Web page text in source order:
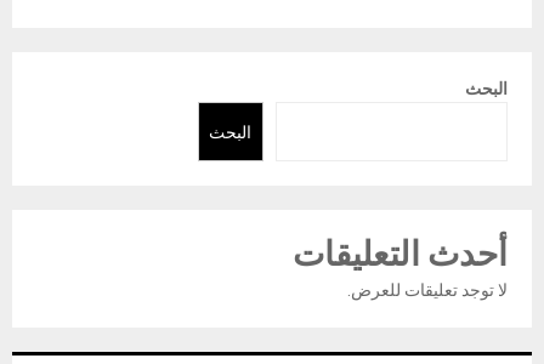
البحث
البحث
أحدث التعليقات
لا توجد تعليقات للعرض.